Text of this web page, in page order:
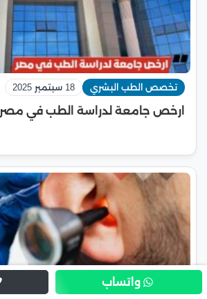
تخصص الطب البشري 18 سبتمبر 2025
ارخص جامعة لدراسة الطب في مصر
واتساب